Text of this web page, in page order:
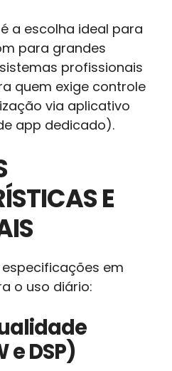
a escolha ideal para
para grandes
profissionais
quem exige controle
via aplicativo
app dedicado).
E
em
o uso diário:
e DSP)